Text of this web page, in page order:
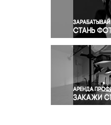
Религия
Спорт
Экология